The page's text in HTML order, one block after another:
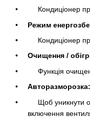
Кондиціонер
Режим
Кондиціонер
Очищення /
Функція
Авторазморозка:
Щоб уникнути
включення